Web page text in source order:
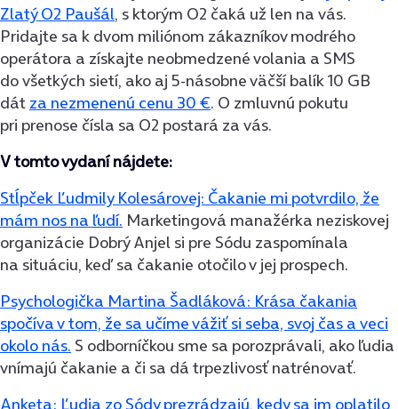
Zlatý O2 Paušál, s ktorým O2 čaká už len na vás.
Pridajte sa k dvom miliónom zákazníkov modrého
operátora a získajte neobmedzené volania a SMS
do všetkých sietí, ako aj 5-násobne väčší balík 10 GB
dát za nezmenenú cenu 30 €. O zmluvnú pokutu
pri prenose čísla sa O2 postará za vás.
V tomto vydaní nájdete:
Stĺpček Ľudmily Kolesárovej: Čakanie mi potvrdilo, že
mám nos na ľudí. Marketingová manažérka neziskovej
organizácie Dobrý Anjel si pre Sódu zaspomínala
na situáciu, keď sa čakanie otočilo v jej prospech.
Psychologička Martina Šadláková: Krása čakania
spočíva v tom, že sa učíme vážiť si seba, svoj čas a veci
okolo nás. S odborníčkou sme sa porozprávali, ako ľudia
vnímajú čakanie a či sa dá trpezlivosť natrénovať.
Anketa: Ľudia zo Sódy prezrádzajú, kedy sa im oplatilo